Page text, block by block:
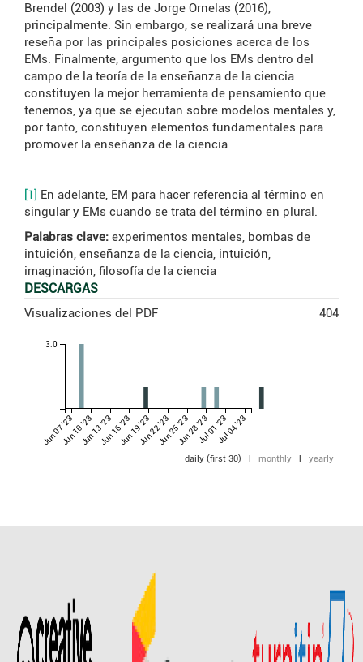
Brendel (2003) y las de Jorge Ornelas (2016),
principalmente. Sin embargo, se realizará una breve
reseña por las principales posiciones acerca de los
EMs. Finalmente, argumento que los EMs dentro del
campo de la teoría de la enseñanza de la ciencia
constituyen la mejor herramienta de pensamiento que
tenemos, ya que se ejecutan sobre modelos mentales y,
por tanto, constituyen elementos fundamentales para
promover la enseñanza de la ciencia
[1]
En adelante, EM para hacer referencia al término en
singular y EMs cuando se trata del término en plural.
Palabras clave: experimentos mentales, bombas de
intuición, enseñanza de la ciencia, intuición,
imaginación, filosofía de la ciencia
DESCARGAS
Visualizaciones del PDF 404
Jun 07 '23Jun 10 '23Jun 13 '23Jun 16 '23Jun 19 '23Jun 22 '23Jun 25 '23Jun 28 '23Jul 01 '23Jul 04 '23
3.0
daily (first 30) monthly yearly